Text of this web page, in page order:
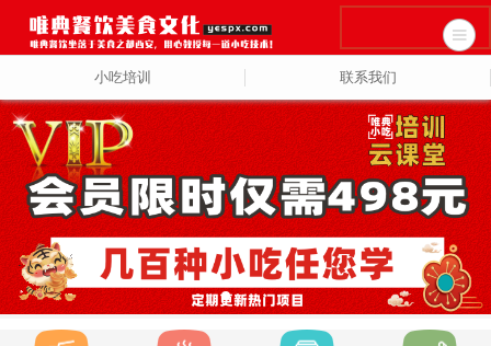
小吃培训 联系我们